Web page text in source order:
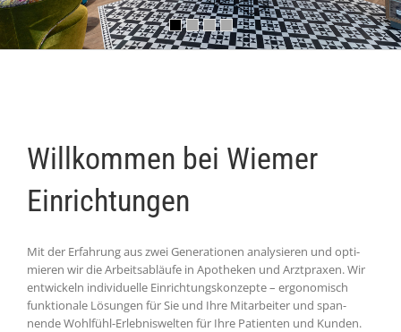
Willkommen bei Wiemer
Einrichtungen
Mit der Erfahrung aus zwei Genera­tionen analy­sieren und opti­
mieren wir die Arbeits­abläufe in Apo­theken und Arzt­praxen. Wir
ent­wickeln indivi­duelle Ein­rich­tungs­konzepte – ergo­nomisch
funktionale Lösungen für Sie und Ihre Mit­arbeiter und span­
nende Wohlfühl-Erlebnis­welten für Ihre Patienten und Kunden.